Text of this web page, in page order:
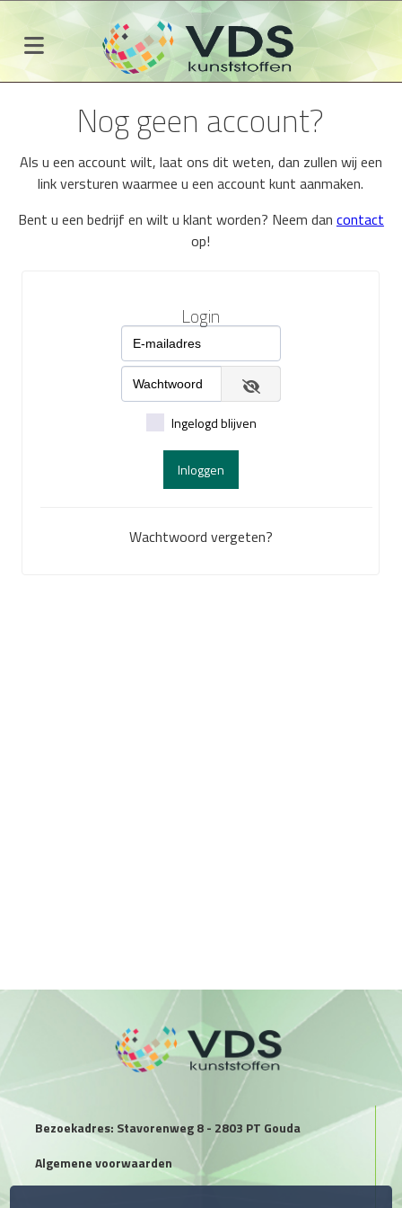
Nog geen account?
Als u een account wilt, laat ons dit weten, dan zullen wij een
link versturen waarmee u een account kunt aanmaken.
Bent u een bedrijf en wilt u klant worden? Neem dan contact
op!
Login
Ingelogd blijven
Inloggen
Wachtwoord vergeten?
Bezoekadres: Stavorenweg 8 - 2803 PT Gouda
Algemene voorwaarden